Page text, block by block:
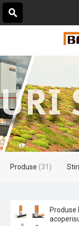
Produse (31) Stiri